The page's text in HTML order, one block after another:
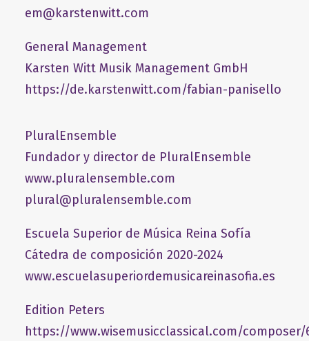
em@karstenwitt.com
General Management
​Karsten Witt Musik Management GmbH​
https://de.karstenwitt.com/fabian-panisello
PluralEnsemble
Fundador y director de PluralEnsemble
www.pluralensemble.com
plural@pluralensemble.com
Escuela Superior de Música Reina Sofía
Cátedra de composición 2020-2024
www.escuelasuperiordemusicareinasofia.es
Edition Peters
https://www.wisemusicclassical.com/composer/